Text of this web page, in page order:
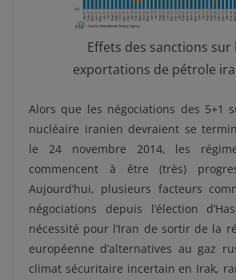
Effets des sanctions sur
exportations de pétrole
Alors que les négociations des 5+1
nucléaire iranien devraient se
le 24 novembre 2014, les
commencent à être (très)
Aujourd’hui, plusieurs facteurs
négociations depuis l’élection
nécessité pour l’Iran de sortir de la
européenne d’alternatives au gaz
climat sécuritaire incertain en Irak,